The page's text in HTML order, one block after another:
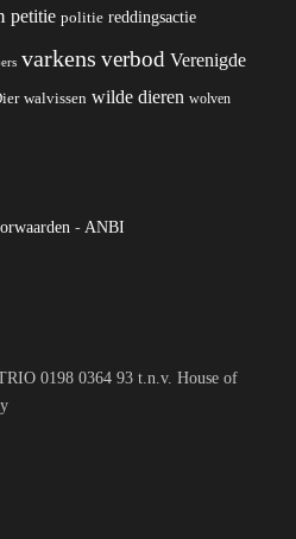
petitie politie reddingsactie
varkens verbod Verenigde
walvissen wilde dieren wolven
- ANBI
0198 0364 93 t.n.v. House of